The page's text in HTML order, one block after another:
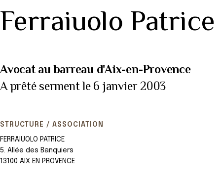
Ferraiuolo Patrice
Avocat au barreau d'Aix-en-Provence
A prêté serment le 6 janvier 2003
STRUCTURE / ASSOCIATION
FERRAIUOLO PATRICE
5. Allée des Banquiers
13100 AIX EN PROVENCE